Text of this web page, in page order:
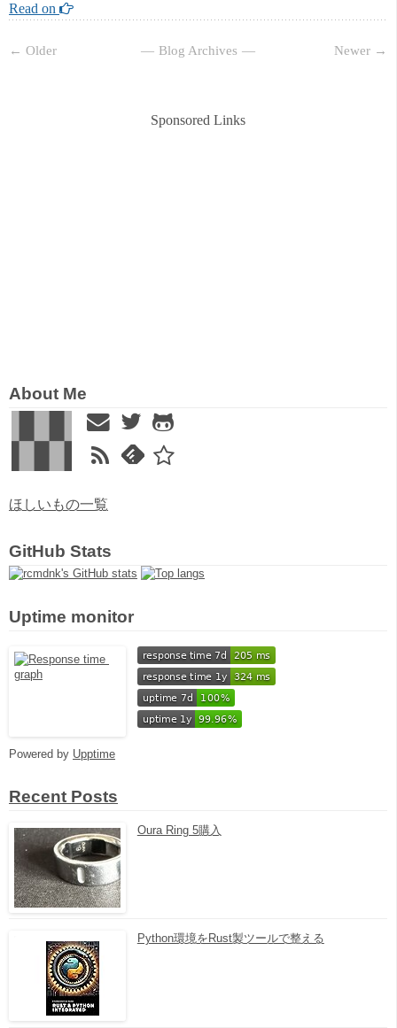
Read on
← Older Blog Archives Newer →
Sponsored Links
About Me
ほしいもの一覧
GitHub Stats
Uptime monitor
Powered by Upptime
Recent Posts
Oura Ring 5購入
Python環境をRust製ツールで整える